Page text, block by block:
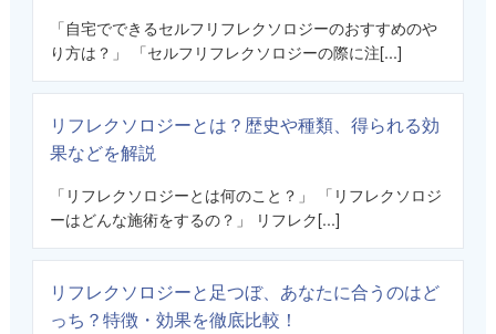
「自宅でできるセルフリフレクソロジーのおすすめのや
り方は？」 「セルフリフレクソロジーの際に注[...]
リフレクソロジーとは？歴史や種類、得られる効
果などを解説
「リフレクソロジーとは何のこと？」 「リフレクソロジ
ーはどんな施術をするの？」 リフレク[...]
リフレクソロジーと足つぼ、あなたに合うのはど
っち？特徴・効果を徹底比較！